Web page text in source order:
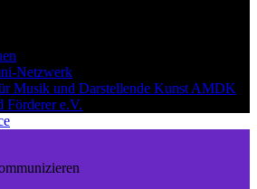
Netzwerk
Musik und Darstellende Kunst AMDK
Förderer e.V.